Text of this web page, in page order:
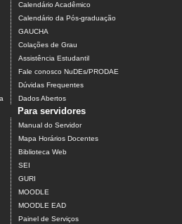
Calendário Acadêmico
Calendário da Pós-graduação
GAUCHA
Colações de Grau
Assistência Estudantil
Fale conosco NuDEs/PRODAE
Dúvidas Frequentes
Dados Abertos
Para servidores
Manual do Servidor
Mapa Horários Docentes
Biblioteca Web
SEI
GURI
MOODLE
MOODLE EAD
Painel de Serviços